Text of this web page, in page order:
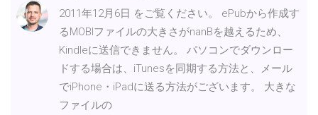
2011年12月6日 をご覧ください。 ePubから作成す
るMOBIファイルの大きさがnanBを越えるため、
Kindleに送信できません。 パソコンでダウンロー
ドする場合は、iTunesを同期する方法と、メール
でiPhone・iPadに送る方法がございます。 大きな
ファイルの